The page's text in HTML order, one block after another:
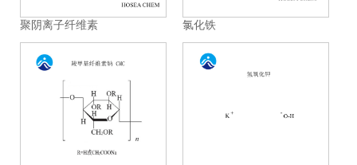
聚阴离子纤维素 氯化铁